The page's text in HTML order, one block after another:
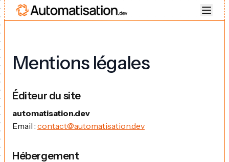
Mentions légales
Éditeur du site
automatisation.dev
Email : contact@automatisation.dev
Hébergement